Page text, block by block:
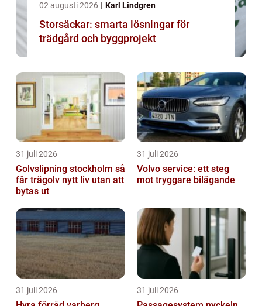
02 augusti 2026 Karl Lindgren
Storsäckar: smarta lösningar för
trädgård och byggprojekt
31 juli 2026
Golvslipning stockholm så
får trägolv nytt liv utan att
bytas ut
31 juli 2026
Volvo service: ett steg
mot tryggare bilägande
31 juli 2026 31 juli 2026